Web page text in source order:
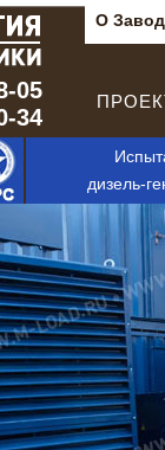
О
05
34
дизель-